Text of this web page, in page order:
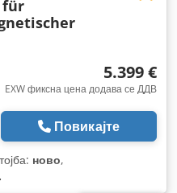
für
5.399 €
EXW фиксна цена додава се ДДВ
Повикајте
ново,